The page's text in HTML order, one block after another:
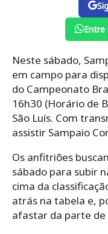
Entre
Neste sábado,
em campo para
do Campeonato
16h30 (Horário de
São Luís. Com
assistir Sampaio
Os anfitriões
sábado para subir
cima da
atrás na tabela e,
afastar da parte de